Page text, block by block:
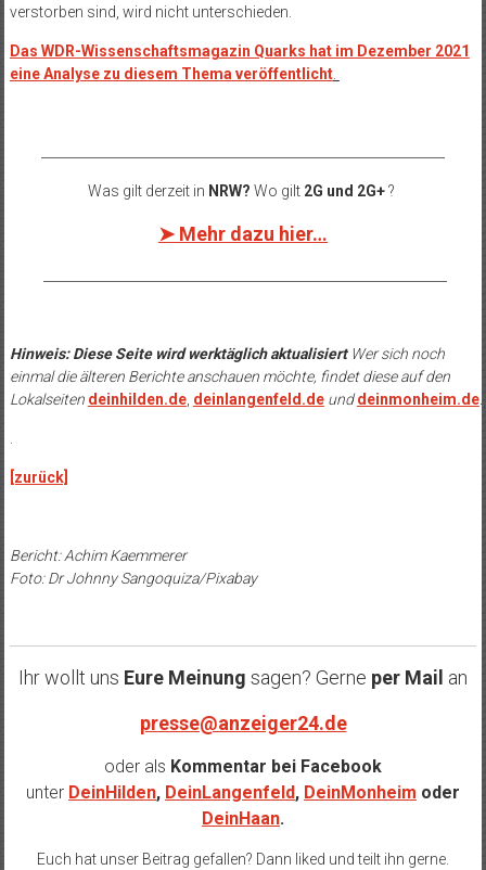
verstorben sind, wird nicht unterschieden.
Das WDR-Wissenschaftsmagazin Quarks hat im Dezember 2021
eine Analyse zu diesem Thema veröffentlicht.
Was gilt derzeit in NRW? Wo gilt 2G und 2G+?
➤ Mehr dazu hier…
Hinweis: Diese Seite wird werktäglich aktualisiert Wer sich noch
einmal die älteren Berichte anschauen möchte, findet diese auf den
Lokalseiten deinhilden.de, deinlangenfeld.deunddeinmonheim.de.
.
[zurück]
Bericht: Achim Kaemmerer
Foto: Dr Johnny Sangoquiza/Pixabay
Ihr wollt uns Eure Meinung sagen? Gerne per Mail an
presse@anzeiger24.de
oder als Kommentar bei Facebook
unter DeinHilden, DeinLangenfeld, DeinMonheim oder
DeinHaan.
Euch hat unser Beitrag gefallen? Dann liked und teilt ihn gerne.